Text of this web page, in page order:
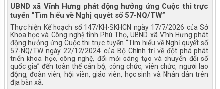
UBND xã Vĩnh Hưng phát động hưởng ứng Cuộc thi trực
tuyến “Tìm hiểu về Nghị quyết số 57-NQ/TW”
Thực hiện Kế hoạch số 147/KH-SKHCN ngày 17/7/2026 của Sở
Khoa học và Công nghệ tỉnh Phú Thọ, UBND xã Vĩnh Hưng phát
động hưởng ứng Cuộc thi trực tuyến “Tìm hiểu về Nghị quyết số
57-NQ/TW ngày 22/12/2024 của Bộ Chính trị về đột phá phát
triển khoa học, công nghệ, đổi mới sáng tạo và chuyển đổi số
quốc gia” đến toàn thể cán bộ, công chức, viên chức, người lao
động, đoàn viên, hội viên, giáo viên, học sinh và Nhân dân trên
địa bàn xã.